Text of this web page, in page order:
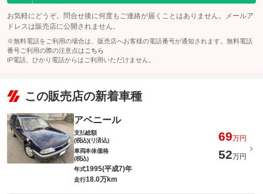
お気軽にどうぞ。問合せ後に何度もご連絡が届くことはありません。メールア
ドレスは販売店に公開されません。
※無料電話をご利用の場合は、販売店へお客様の電話番号が通知されます。無料電話
番号ご利用の際の注意点は こちら
IP電話、ひかり電話からはご利用いただけません。
この販売店の新着車種
アベニール
支払総額
(税込)(リ済込)
69万円
車両本体価格
(税込)
52万円
年式1995(平成7)年
走行18.0万km